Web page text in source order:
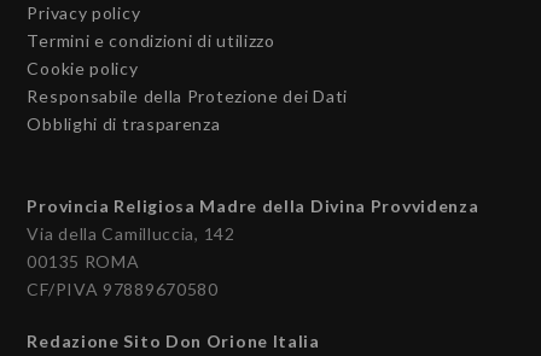
Privacy policy
Termini e condizioni di utilizzo
Cookie policy
Responsabile della Protezione dei Dati
Obblighi di trasparenza
Provincia Religiosa Madre della Divina Provvidenza
Via della Camilluccia, 142
00135 ROMA
CF/PIVA 97889670580
Redazione Sito Don Orione Italia